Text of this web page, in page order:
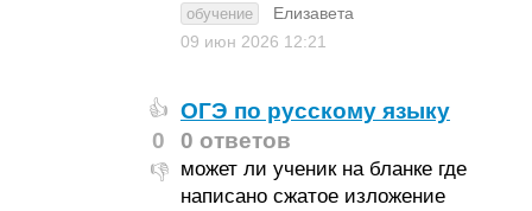
обучение
Елизавета
09 июн 2026 12:21
👍
0
👎
ОГЭ по русскому языку
0 ответов
может ли ученик на бланке где
написано сжатое изложение